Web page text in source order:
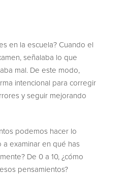
en la escuela? Cuando el
señalaba lo que
mal. De este modo,
intencional para corregir
y seguir mejorando
podemos hacer lo
a examinar en qué has
De 0 a 10, ¿cómo
pensamientos?